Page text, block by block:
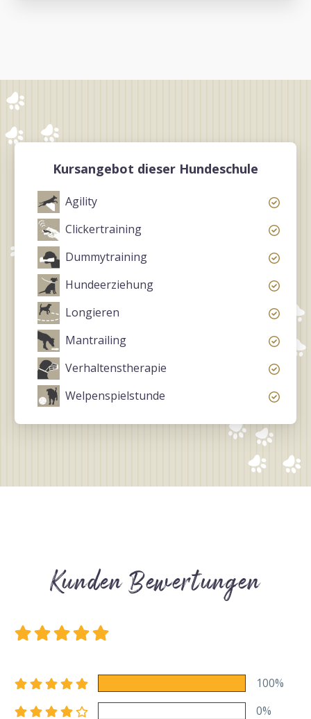
Kursangebot dieser Hundeschule
Agility
Clickertraining
Dummytraining
Hundeerziehung
Longieren
Mantrailing
Verhaltenstherapie
Welpenspielstunde
Kunden Bewertungen
100%
0%